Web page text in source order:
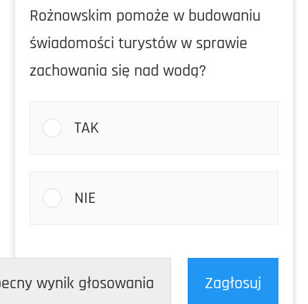
Rożnowskim pomoże w budowaniu
świadomości turystów w sprawie
zachowania się nad wodą?
TAK
NIE
wynik głosowania Zagłosuj